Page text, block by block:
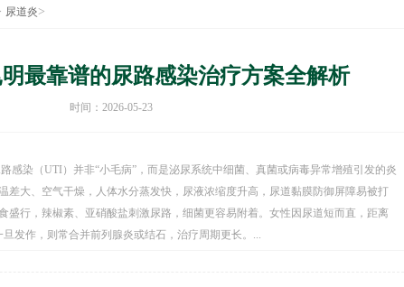
尿道炎>
最靠谱的尿路感染治疗方案全解析
时间：2026-05-23
感染（UTI）并非“小毛病”，而是泌尿系统中细菌、真菌或病毒异常增殖引发的炎
差大、空气干燥，人体水分蒸发快，尿液浓缩度升高，尿道黏膜防御屏障易被打
盛行，辣椒素、亚硝酸盐刺激尿路，细菌更容易附着。女性因尿道短而直，距离
发作，则常合并前列腺炎或结石，治疗周期更长。...